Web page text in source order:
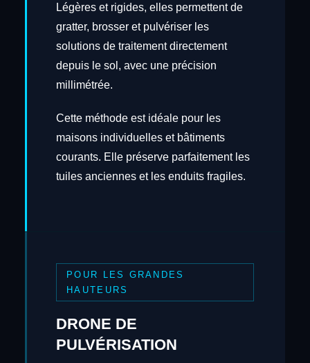
Légères et rigides, elles permettent de
gratter, brosser et pulvériser les
solutions de traitement directement
depuis le sol, avec une précision
millimétrée.
Cette méthode est idéale pour les
maisons individuelles et bâtiments
courants. Elle préserve parfaitement les
tuiles anciennes et les enduits fragiles.
POUR LES GRANDES
HAUTEURS
DRONE DE
PULVÉRISATION